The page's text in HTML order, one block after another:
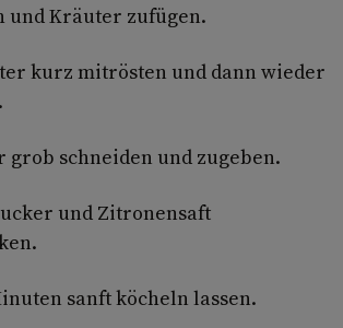
und Kräuter zufügen.
kurz mitrösten und dann wieder
grob schneiden und zugeben.
und Zitronensaft
sanft köcheln lassen.